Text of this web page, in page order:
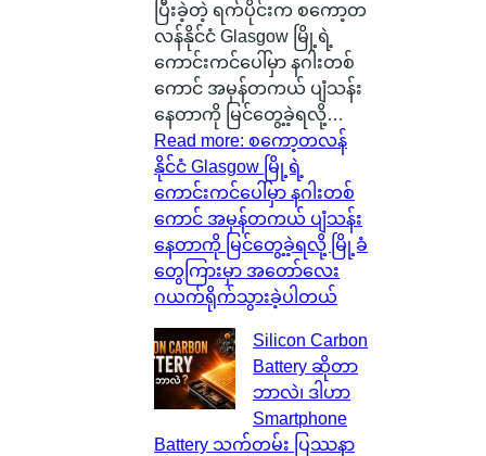
ပြီးခဲ့တဲ့ ရက်ပိုင်းက စကော့တ
လန်နိုင်ငံ Glasgow မြို့ရဲ့
ကောင်းကင်ပေါ်မှာ နဂါးတစ်
ကောင် အမှန်တကယ် ပျံသန်း
နေတာကို မြင်တွေ့ခဲ့ရလို့…
Read more: စကော့တလန်
နိုင်ငံ Glasgow မြို့ရဲ့
ကောင်းကင်ပေါ်မှာ နဂါးတစ်
ကောင် အမှန်တကယ် ပျံသန်း
နေတာကို မြင်တွေ့ခဲ့ရလို့ မြို့ခံ
တွေကြားမှာ အတော်လေး
ဂယက်ရိုက်သွားခဲ့ပါတယ်
Silicon Carbon
Battery ဆိုတာ
ဘာလဲ၊ ဒါဟာ
Smartphone
Battery သက်တမ်း ပြဿနာ